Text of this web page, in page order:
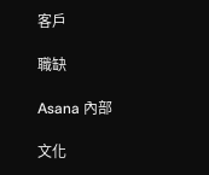
客戶
職缺
Asana 內部
文化